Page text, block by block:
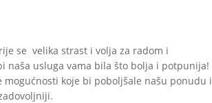
se velika strast i volja za radom i
naša usluga vama bila što bolja i potpunija!
mogućnosti koje bi poboljšale našu ponudu i